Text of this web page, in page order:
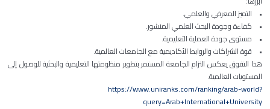
• التميز المعرفي والعلمي.
• كفاءة وجودة البحث العلمي المنشور.
• مستوى جودة العملية التعليمية.
• قوة الشراكات والروابط الأكاديمية مع الجامعات العالمية.
هذا التفوق يعكس التزام الجامعة المستمر بتطوير منظومتها التعليمية والبحثية للوصول إلى
المستويات العالمية.
https://www.uniranks.com/ranking/arab-world?
query=Arab+International+University